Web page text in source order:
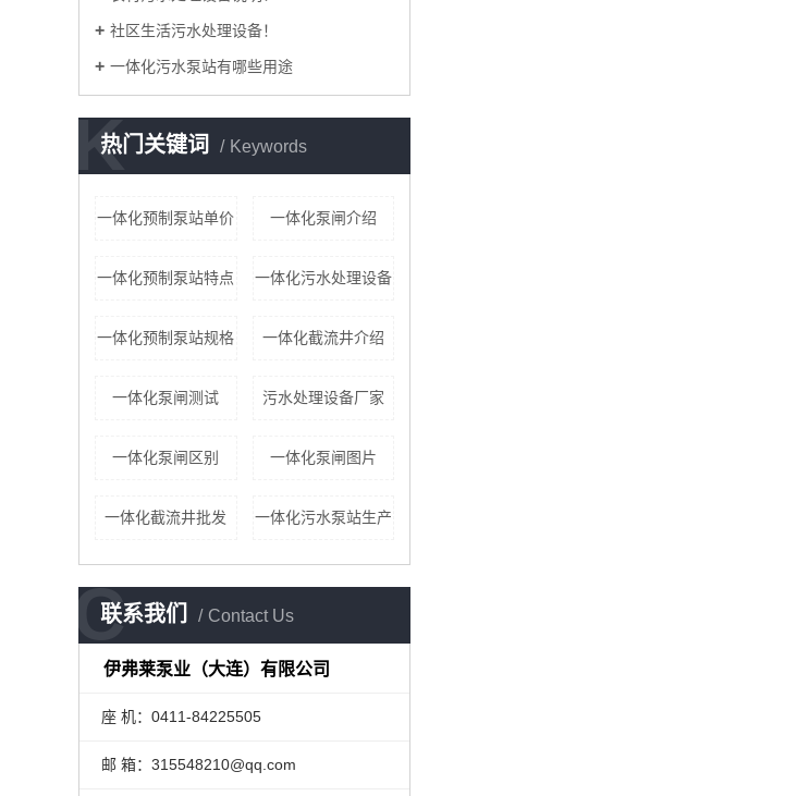
社区生活污水处理设备！
一体化污水泵站有哪些用途
热门关键词 Keywords
K
一体化预制泵站单价 一体化泵闸介绍
一体化预制泵站特点 一体化污水处理设备
一体化预制泵站规格 一体化截流井介绍
一体化泵闸测试 污水处理设备厂家
一体化泵闸区别 一体化泵闸图片
一体化截流井批发 一体化污水泵站生产
联系我们 Contact Us
C
伊弗莱泵业（大连）有限公司
座 机：0411-84225505
邮 箱：315548210@qq.com